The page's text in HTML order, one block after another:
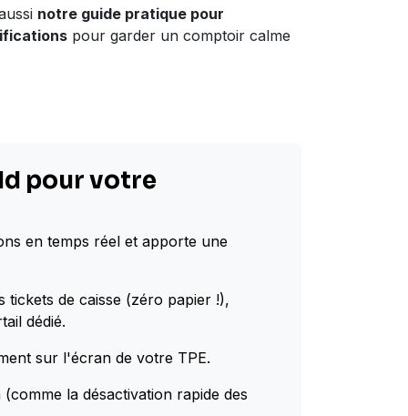
notre guide pratique pour
pour garder un comptoir calme
pour votre
en temps réel et apporte une
tickets de caisse (zéro papier !),
dédié.
sur l'écran de votre TPE.
la désactivation rapide des